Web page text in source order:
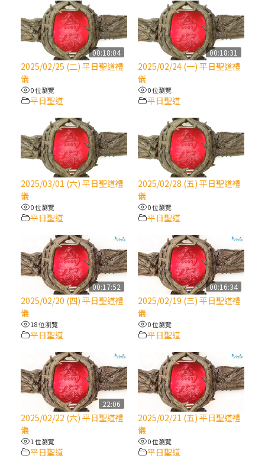
(1)黃敏正主教帶你做「四旬期避靜」—【逾
越的智慧】：聖方濟的靈修，「不占為己
有」
【信仰之旅】第八集：「耶穌為什麼降生到
人世」—高樂祈修女
2025/10/10【萬物讚頌頌歌 – 太陽與生態音
樂會】紀念聖方濟與已逝教宗方濟各（中）
2025/10/10【萬物讚頌頌歌 – 太陽與生態音
樂會】紀念聖方濟與已逝教宗方濟各（下）
2025/10/10【萬物讚頌頌歌 – 太陽與生態音
樂會】紀念聖方濟與已逝教宗方濟各（上）
(9完結)黃敏正主教帶你做【將臨期避靜】—
匝凱的「新生命」：利他與內化
(8)黃敏正主教帶你做【將臨期避靜】—耶穌
降生成人與人同在＝「厄瑪努爾」
(7)黃敏正主教帶你做【將臨期避靜】—耶穌
降生人間，需要人的「接納」
(6)黃敏正主教帶你做【將臨期避靜】—「馬
槽」═「謙卑」
(5)黃敏正主教帶你做【將臨期避靜】—「福
傳」：講耶穌的故事
00:18:04
2025/02/25 (二) 平日聖道禮
儀
0 位瀏覽
平日聖道
00:18:31
2025/02/24 (一) 平日聖道禮
儀
0 位瀏覽
平日聖道
2025/03/01 (六) 平日聖道禮
儀
0 位瀏覽
平日聖道
2025/02/28 (五) 平日聖道禮
儀
0 位瀏覽
平日聖道
00:17:52
2025/02/20 (四) 平日聖道禮
儀
18 位瀏覽
平日聖道
00:16:34
2025/02/19 (三) 平日聖道禮
儀
0 位瀏覽
平日聖道
22:06
2025/02/22 (六) 平日聖道禮
儀
1 位瀏覽
平日聖道
2025/02/21 (五) 平日聖道禮
儀
0 位瀏覽
平日聖道